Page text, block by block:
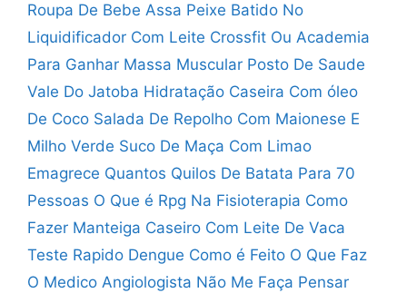
Roupa De Bebe Assa Peixe Batido No
Liquidificador Com Leite Crossfit Ou Academia
Para Ganhar Massa Muscular Posto De Saude
Vale Do Jatoba Hidratação Caseira Com óleo
De Coco Salada De Repolho Com Maionese E
Milho Verde Suco De Maça Com Limao
Emagrece Quantos Quilos De Batata Para 70
Pessoas O Que é Rpg Na Fisioterapia Como
Fazer Manteiga Caseiro Com Leite De Vaca
Teste Rapido Dengue Como é Feito O Que Faz
O Medico Angiologista Não Me Faça Pensar